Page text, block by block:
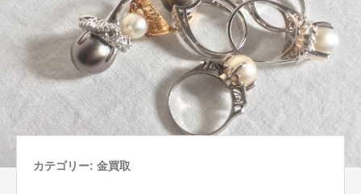
へ
ス
キ
ッ
プ
カテゴリー: 金買取